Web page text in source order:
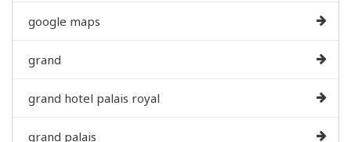
google maps
grand
grand hotel palais royal
grand palais